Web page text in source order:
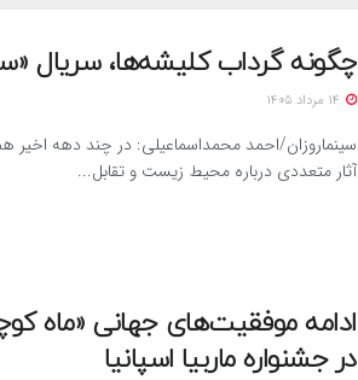
چگونه گرداب کلیشه‌ها، سریال
سینماروزان/احمد محمداسماعیلی: در چند دهه اخیر
آثار متعددی درباره محیط زیست و تقابل...
ادامه موفقیت‌های جهانی «ماه
در جشنواره ماربیا اسپانیا